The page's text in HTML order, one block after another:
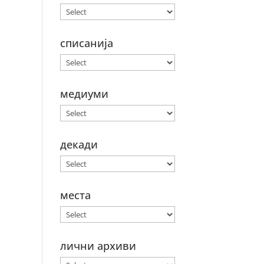
списанија
медиуми
декади
места
лични архиви